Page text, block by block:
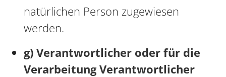
natürlichen Person zugewiesen
werden.
g) Verantwortlicher oder für die
Verarbeitung Verantwortlicher